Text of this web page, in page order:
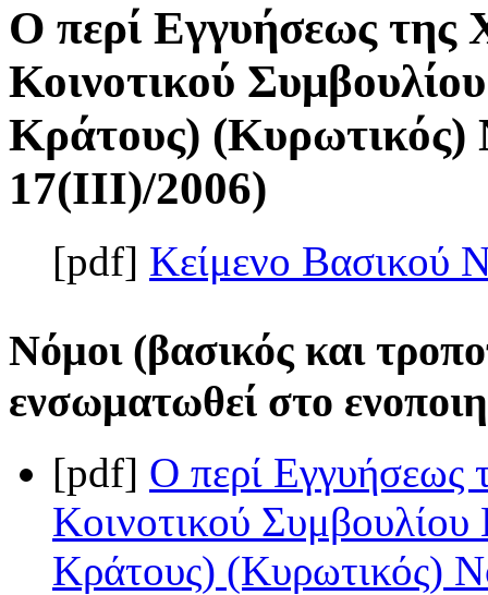
Ο περί Εγγυήσεως της
Κοινοτικού
Κράτους) (Κυρωτικός)
17(III)/2006)
[pdf] Κείμενο Βασικού
Νόμοι (βασικός και
ενσωματωθεί στο
[pdf] Ο περί Εγγυήσεως
Κοινοτικού
Κράτους) (Κυρωτικός)